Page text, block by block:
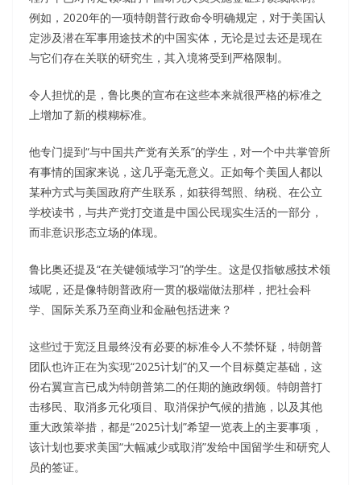
例如，2020年的一项特朗普行政命令明确规定，对于美国认
定涉及潜在军事用途技术的中国实体，无论是过去还是现在
与它们存在关联的研究生，其入境将受到严格限制。
令人担忧的是，鲁比奥的宣布在这些本来就很严格的标准之
上增加了新的模糊标准。
他专门提到“与中国共产党有关系”的学生，对一个中共掌管所
有事情的国家来说，这几乎毫无意义。正如每个美国人都以
某种方式与美国政府产生联系，如获得驾照、纳税、在公立
学校读书，与共产党打交道是中国公民现实生活的一部分，
而非意识形态立场的体现。
鲁比奥还提及“在关键领域学习”的学生。这是仅指敏感技术领
域呢，还是像特朗普政府一贯的极端做法那样，把社会科
学、国际关系乃至商业和金融包括进来？
这些过于宽泛且最终没有必要的标准令人不禁怀疑，特朗普
团队也许正在为实现“2025计划”的又一个目标奠定基础，这
份右翼宣言已成为特朗普第二的任期的施政纲领。特朗普打
击移民、取消多元化项目、取消保护气候的措施，以及其他
重大政策举措，都是“2025计划”希望一览表上的主要事项，
该计划也要求美国“大幅减少或取消”发给中国留学生和研究人
员的签证。